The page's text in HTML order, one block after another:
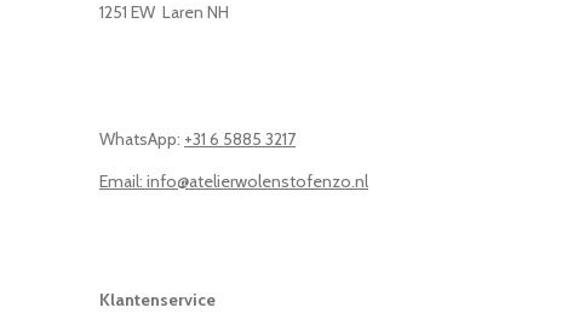
1251 EW Laren NH
WhatsApp: +31 6 5885 3217
Email: info@atelierwolenstofenzo.nl
Klantenservice